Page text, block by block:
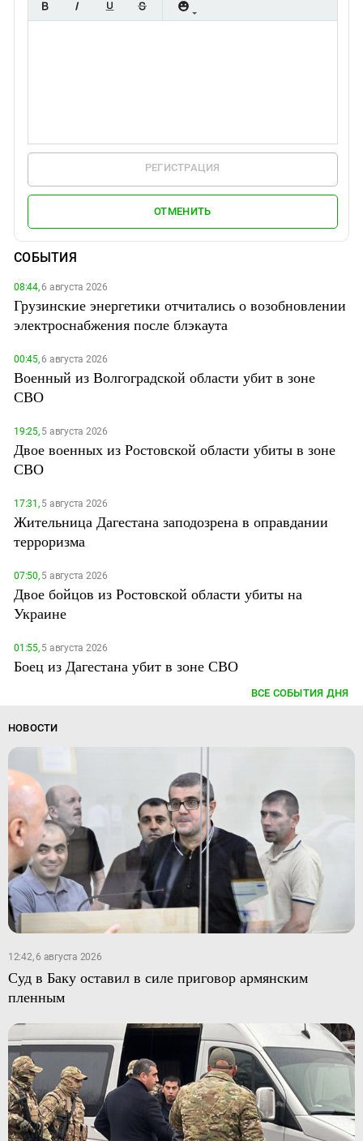
РЕГИСТРАЦИЯ
ОТМЕНИТЬ
СОБЫТИЯ
08:44,6 августа 2026
Грузинские энергетики отчитались о возобновлении
электроснабжения после блэкаута
00:45,6 августа 2026
Военный из Волгоградской области убит в зоне
СВО
19:25,5 августа 2026
Двое военных из Ростовской области убиты в зоне
СВО
17:31,5 августа 2026
Жительница Дагестана заподозрена в оправдании
терроризма
07:50,5 августа 2026
Двое бойцов из Ростовской области убиты на
Украине
01:55,5 августа 2026
Боец из Дагестана убит в зоне СВО
ВСЕ СОБЫТИЯ ДНЯ
НОВОСТИ
12:42, 6 августа 2026
Суд в Баку оставил в силе приговор армянским
пленным